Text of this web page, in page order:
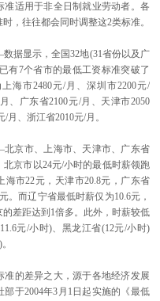
准适用于非全日制就业劳动者。各
，往往都会同时调整这2类标准。
显示，全国32地(31省份以及广
有7个省市的最低工资标准突破了
海市2480元/月、深圳市2200元/
、广东省2100元/月、天津市2050
月、浙江省2010元/月。
市、上海市、天津市、广东省
北京市以24元/小时的最低时薪领跑
海市22元，天津市20.8元，广东省
。而辽宁省最低时薪仅为10.6元，
差距达到1倍多。此外，时薪较低
元/小时)、黑龙江省(12元/小时)
的差异之大，源于各地经济发展
部于2004年3月1日起实施的《最低